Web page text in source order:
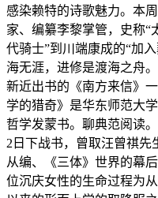
感染赖特的诗歌魅力。本
家、编纂李黎掌管，史称“
代骑士”到川端康成的“加
海无涯，进修是渡海之舟
新近出书的《南方来信》
学的猎奇》是华东师范大
哲学发蒙书。聊典范阅读
2日下战书，曾取汪曾祺先
从编、《三体》世界的幕
位沉庆女性的生命过程为